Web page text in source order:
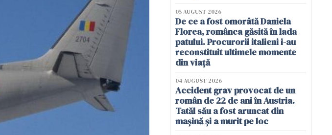
05 AUGUST 2026
De ce a fost omorâtă Daniela
Florea, românca găsită în lada
patului. Procurorii italieni i-au
reconstituit ultimele momente
din viață
04 AUGUST 2026
Accident grav provocat de un
român de 22 de ani în Austria.
Tatăl său a fost aruncat din
mașină și a murit pe loc